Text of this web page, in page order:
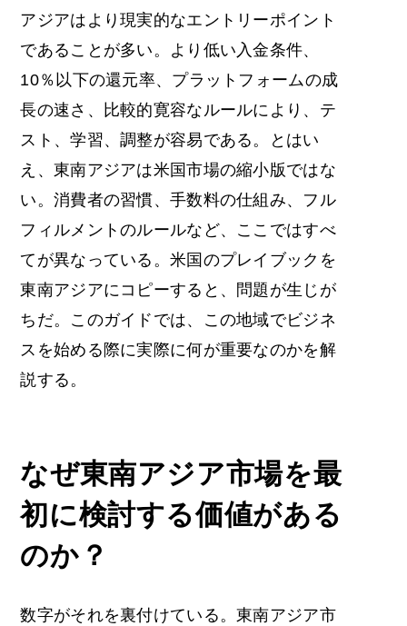
アジアはより現実的なエントリーポイント
であることが多い。より低い入金条件、
10％以下の還元率、プラットフォームの成
長の速さ、比較的寛容なルールにより、テ
スト、学習、調整が容易である。とはい
え、東南アジアは米国市場の縮小版ではな
い。消費者の習慣、手数料の仕組み、フル
フィルメントのルールなど、ここではすべ
てが異なっている。米国のプレイブックを
東南アジアにコピーすると、問題が生じが
ちだ。このガイドでは、この地域でビジネ
スを始める際に実際に何が重要なのかを解
説する。
なぜ東南アジア市場を最
初に検討する価値がある
のか？
数字がそれを裏付けている。東南アジア市